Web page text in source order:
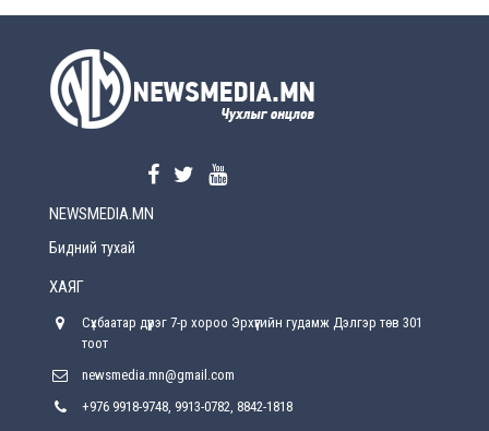
2026-08-5
2026-08-5
хүрсэн өгөөжөөрөө ажлаа үнэлж, хэрэгжилтээ
Улсын онцгой комисс өвөлжилтийн бэлтгэл,
NEWSMEDIA.MN
Бидний тухай
ХАЯГ
Сүхбаатар дүүрэг 7-р хороо Эрхүүгийн гудамж Дэлгэр төв 301
тоот
newsmedia.mn@gmail.com
+976 9918-9748, 9913-0782, 8842-1818